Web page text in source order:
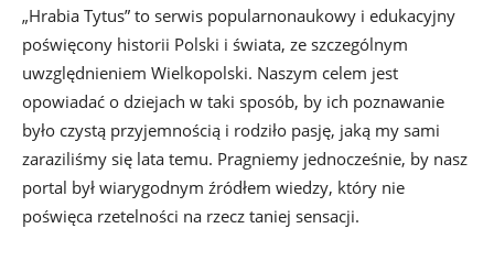
„Hrabia Tytus” to serwis popularnonaukowy i edukacyjny
poświęcony historii Polski i świata, ze szczególnym
uwzględnieniem Wielkopolski. Naszym celem jest
opowiadać o dziejach w taki sposób, by ich poznawanie
było czystą przyjemnością i rodziło pasję, jaką my sami
zaraziliśmy się lata temu. Pragniemy jednocześnie, by nasz
portal był wiarygodnym źródłem wiedzy, który nie
poświęca rzetelności na rzecz taniej sensacji.